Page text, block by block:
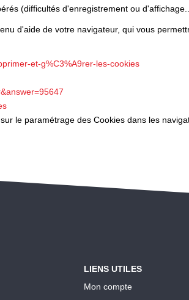
(difficultés d'enregistrement ou
d'aide de votre navigateur, qui vous
et-g%C3%A9rer-les-cookies
le paramétrage des Cookies dans les
LIENS UTILES
Mon compte